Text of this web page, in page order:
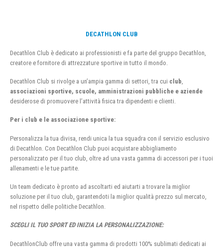
DECATHLON CLUB
Decathlon Club è dedicato ai professionisti e fa parte del gruppo Decathlon,
creatore e fornitore di attrezzature sportive in tutto il mondo.
Decathlon Club si rivolge a un’ampia gamma di settori, tra cui club
associazioni sportive, scuole, amministrazioni pubbliche e aziende
desiderose di promuovere l’attività fisica tra dipendenti e clienti.
Per i club e le associazione sportive:
Personalizza la tua divisa, rendi unica la tua squadra con il servizio esclusivo
di Decathlon. Con Decathlon Club puoi acquistare abbigliamento
personalizzato per il tuo club, oltre ad una vasta gamma di accessori per i tuoi
allenamenti e le tue partite.
Un team dedicato è pronto ad ascoltarti ed aiutarti a trovare la miglior
soluzione per il tuo club, garantendoti la miglior qualità prezzo sul mercato,
nel rispetto delle politiche Decathlon.
SCEGLI IL TUO SPORT ED INIZIA LA PERSONALIZZAZIONE:
DecathlonClub offre una vasta gamma di prodotti 100% sublimati dedicati ai